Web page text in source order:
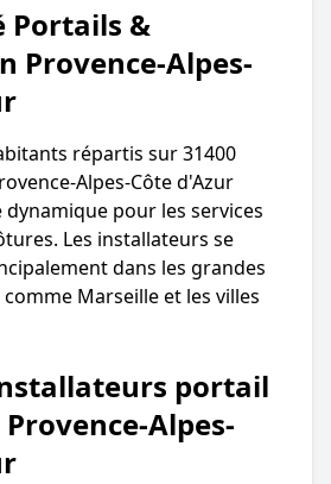
Portails &
Provence-Alpes-
répartis sur 31400
Alpes-Côte d'Azur
pour les services
Les installateurs se
dans les grandes
Marseille et les villes
portail
Alpes-